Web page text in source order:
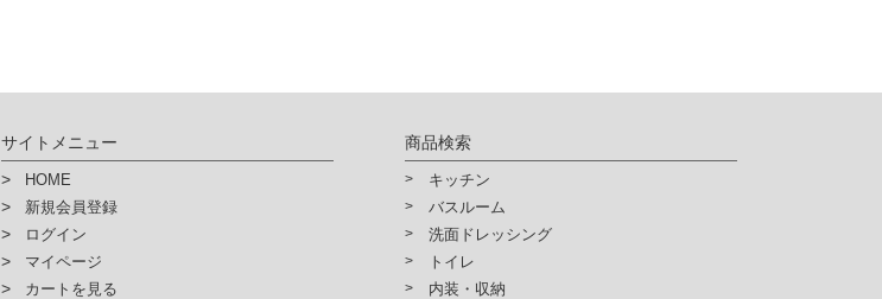
サイトメニュー
HOME
新規会員登録
ログイン
マイページ
カートを見る
商品検索
キッチン
バスルーム
洗面ドレッシング
トイレ
内装・収納